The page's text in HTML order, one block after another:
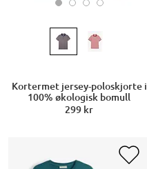
Kortermet jersey-poloskjorte i
100% økologisk bomull
299 kr